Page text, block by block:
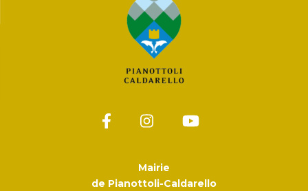
Mairie
de Pianottoli-Caldarello